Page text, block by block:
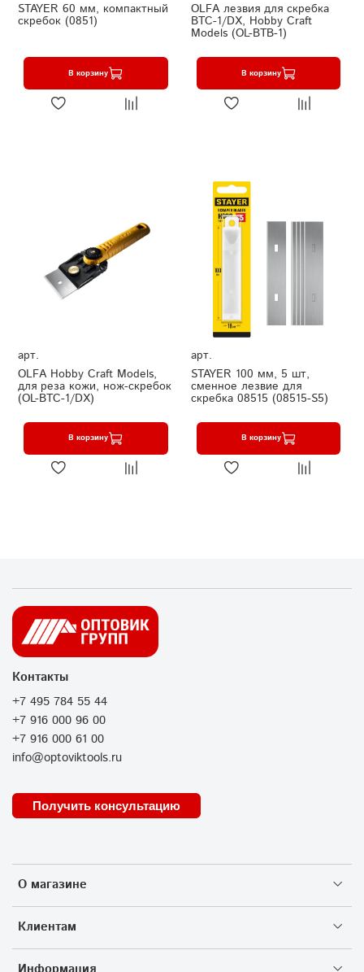
STAYER 60 мм, компактный
скребок (0851)
В корзину
OLFA лезвия для скребка
BTC-1/DX, Hobby Craft
Models (OL-BTB-1)
В корзину
арт.
OLFA Hobby Craft Models,
для реза кожи, нож-скребок
(OL-BTC-1/DX)
В корзину
арт.
STAYER 100 мм, 5 шт,
сменное лезвие для
скребка 08515 (08515-S5)
В корзину
О магазине
Клиентам
Контакты
+7 495 784 55 44
+7 916 000 96 00
+7 916 000 61 00
info@optoviktools.ru
Получить консультацию